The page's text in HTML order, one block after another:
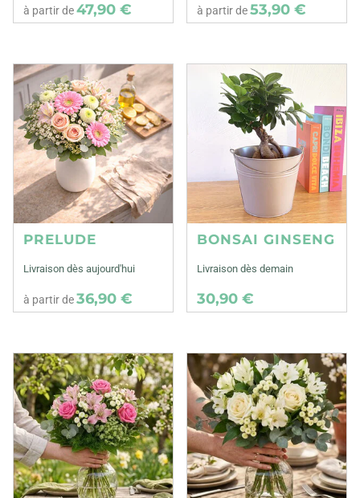
à partir de47,90 € à partir de53,90 €
PRELUDE
Livraison dès aujourd'hui
à partir de36,90 €
BONSAI GINSENG
Livraison dès demain
30,90 €